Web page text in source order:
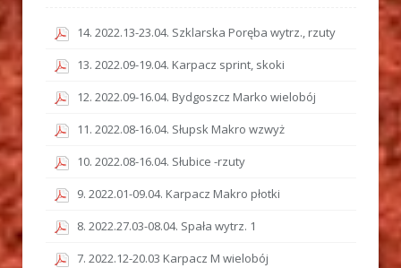
14. 2022.13-23.04. Szklarska Poręba wytrz., rzuty
13. 2022.09-19.04. Karpacz sprint, skoki
12. 2022.09-16.04. Bydgoszcz Marko wielobój
11. 2022.08-16.04. Słupsk Makro wzwyż
10. 2022.08-16.04. Słubice -rzuty
9. 2022.01-09.04. Karpacz Makro płotki
8. 2022.27.03-08.04. Spała wytrz. 1
7. 2022.12-20.03 Karpacz M wielobój